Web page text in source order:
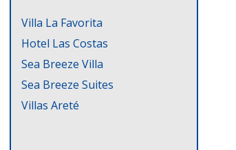
Villa La Favorita
Hotel Las Costas
Sea Breeze Villa
Sea Breeze Suites
Villas Areté